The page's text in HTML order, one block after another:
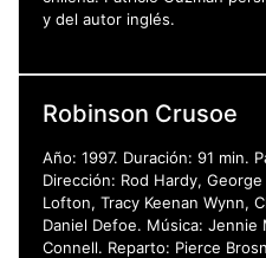
y del autor inglés.
Robinson Crusoe
Año: 1997. Duración: 91 min.
Dirección: Rod Hardy,
Lofton, Tracy Keenan Wynn,
Daniel Defoe. Música:
Connell. Reparto: Pierce